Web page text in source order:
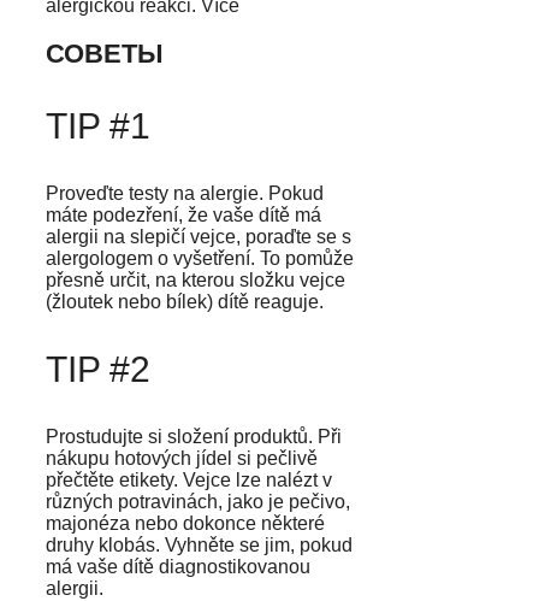
alergickou reakci. Více
СОВЕТЫ
TIP #1
Proveďte testy na alergie. Pokud
máte podezření, že vaše dítě má
alergii na slepičí vejce, poraďte se s
alergologem o vyšetření. To pomůže
přesně určit, na kterou složku vejce
(žloutek nebo bílek) dítě reaguje.
TIP #2
Prostudujte si složení produktů. Při
nákupu hotových jídel si pečlivě
přečtěte etikety. Vejce lze nalézt v
různých potravinách, jako je pečivo,
majonéza nebo dokonce některé
druhy klobás. Vyhněte se jim, pokud
má vaše dítě diagnostikovanou
alergii.